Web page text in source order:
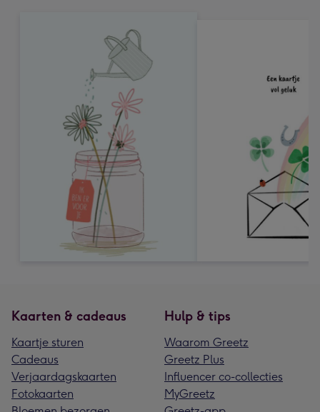
Kaarten & cadeaus
Kaartje sturen
Cadeaus
Verjaardagskaarten
Fotokaarten
Hulp & tips
Waarom Greetz
Greetz Plus
Influencer co-collecties
MyGreetz